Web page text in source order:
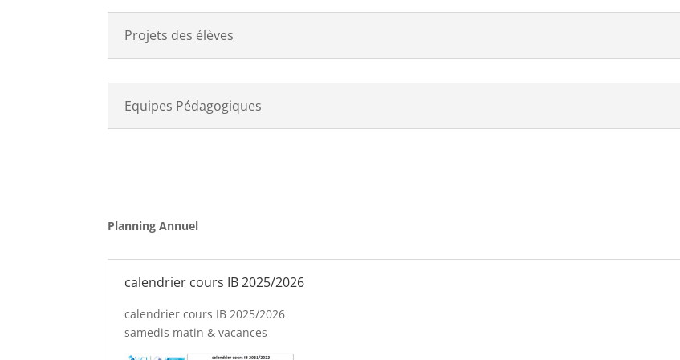
Projets des élèves
Equipes Pédagogiques
Planning Annuel
calendrier cours IB 2025/2026
calendrier cours IB 2025/2026
samedis matin & vacances